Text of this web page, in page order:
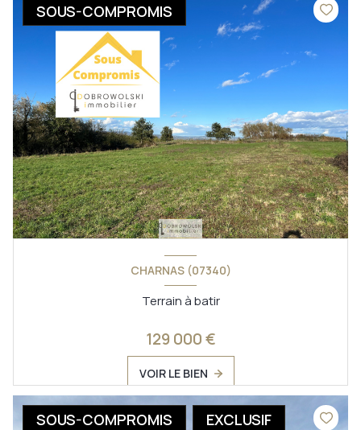
SOUS-COMPROMIS
CHARNAS (07340)
Terrain à batir
129 000 €
VOIR LE BIEN
SOUS-COMPROMIS EXCLUSIF